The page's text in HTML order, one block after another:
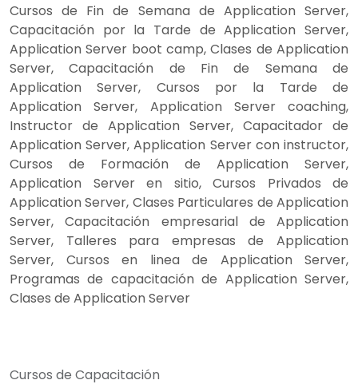
Cursos de Fin de Semana de Application Server,
Capacitación por la Tarde de Application Server,
Application Server boot camp, Clases de Application
Server, Capacitación de Fin de Semana de
Application Server, Cursos por la Tarde de
Application Server, Application Server coaching,
Instructor de Application Server, Capacitador de
Application Server, Application Server con instructor,
Cursos de Formación de Application Server,
Application Server en sitio, Cursos Privados de
Application Server, Clases Particulares de Application
Server, Capacitación empresarial de Application
Server, Talleres para empresas de Application
Server, Cursos en linea de Application Server,
Programas de capacitación de Application Server,
Clases de Application Server
Cursos de Capacitación